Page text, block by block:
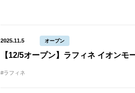
2025.11.5 オープン
【12/5オープン】ラフィネ イオンモ
#ラフィネ